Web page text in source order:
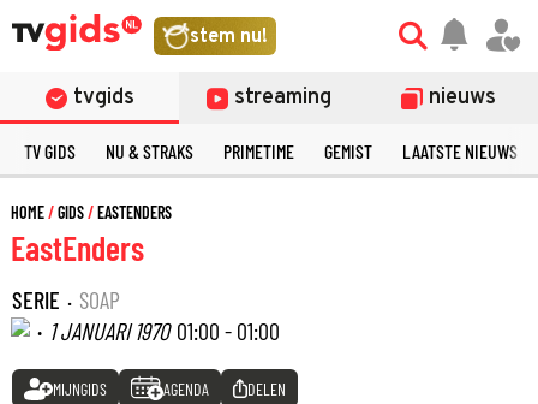
stem nu!
tvgids streaming nieuws
TV GIDS NU & STRAKS PRIMETIME GEMIST LAATSTE NIEUWS
HOME GIDS EASTENDERS
EastEnders
SERIE · SOAP
· 1 JANUARI 1970 01:00 - 01:00
MIJNGIDS AGENDA DELEN